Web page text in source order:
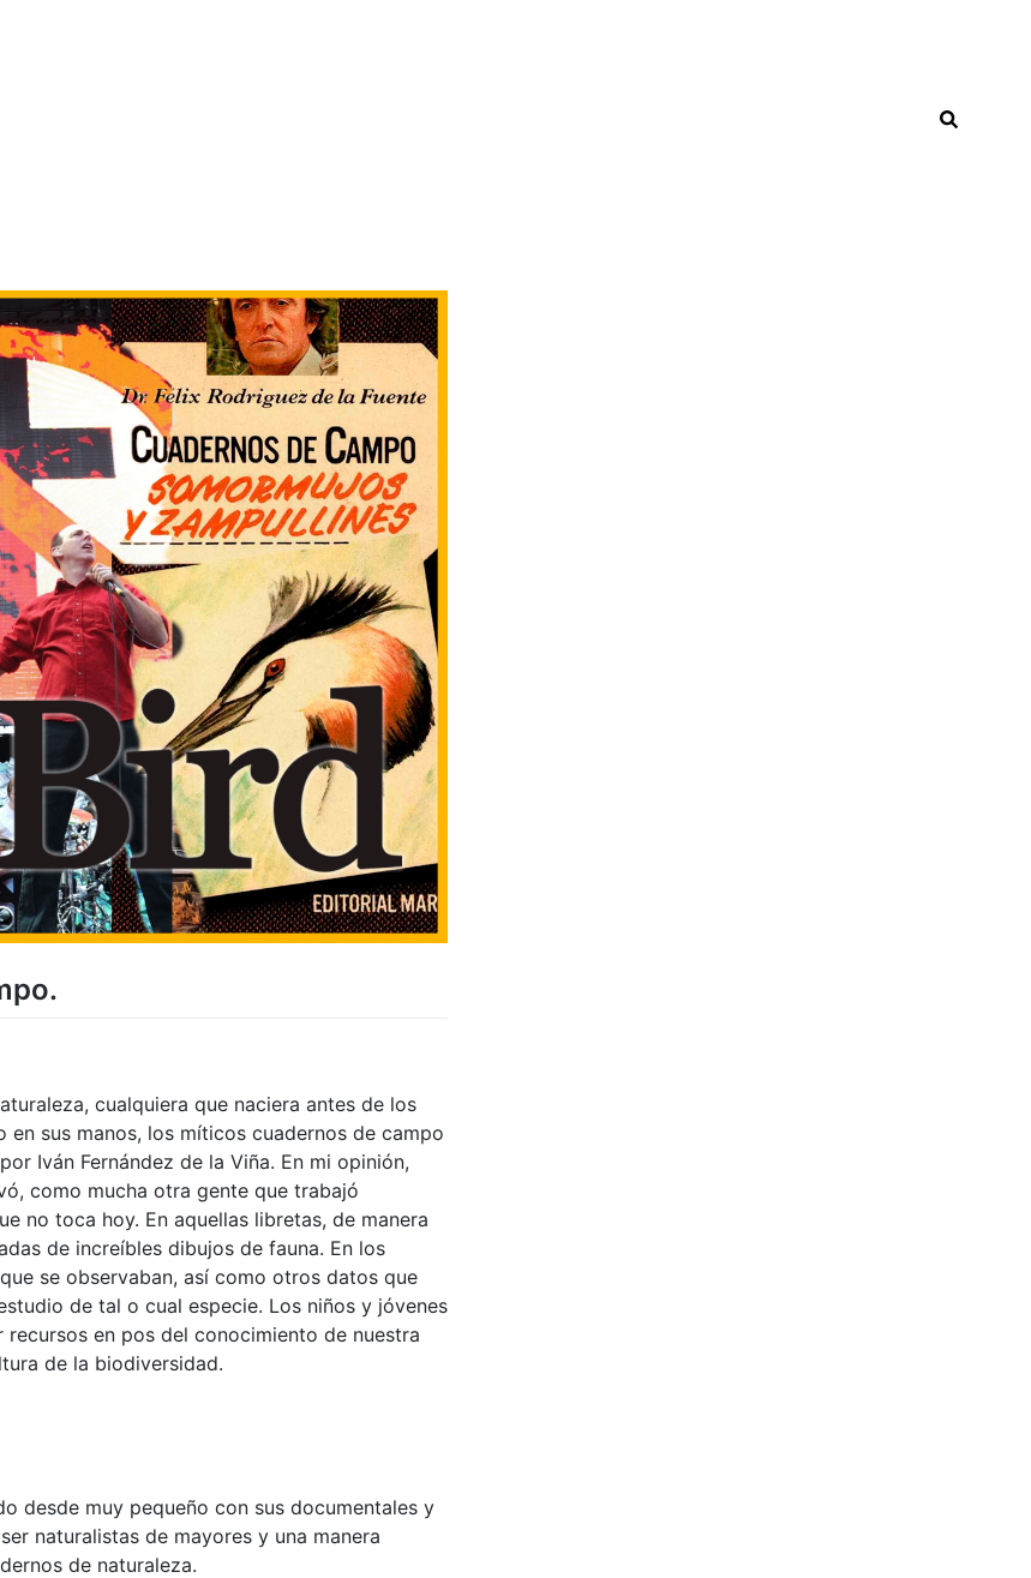
cualquiera que naciera antes de los
sus manos, los míticos cuadernos de campo
Iván Fernández de la Viña. En mi opinión,
como mucha otra gente que trabajó
no toca hoy. En aquellas libretas, de manera
de increíbles dibujos de fauna. En los
se observaban, así como otros datos que
de tal o cual especie. Los niños y jóvenes
en pos del conocimiento de nuestra
de la biodiversidad.
desde muy pequeño con sus documentales y
naturalistas de mayores y una manera
de naturaleza.